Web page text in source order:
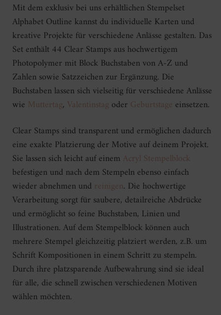
Mit dem exklusiv bei uns erhältlichen Stempelset
Alphabet Outline kannst du individuelle Karten und
kreative Projekte für verschiedene Anlässe gestalten. Das
Set enthält 44 Clear Stamps aus hochwertigem
Photopolymer mit Block Buchstaben von A-Z und
Zahlen sowie Satzzeichen zur Ergänzung. Die
Buchstaben lassen sich vielseitig für verschiedene Anlässe
wie Muttertag, Valentinstagoder Geburtstage einsetzen.
Clear Stamps sind transparent und ermöglichen dadurch
eine exakte Platzierung der Motive auf deinem Projekt.
Sie lassen sich leicht auf einem Acryl Stempelblock
befestigen und nach dem Stempeln ebenso einfach
wieder abnehmen und reinigen. Die hochwertige
Verarbeitung sorgt für saubere, detailreiche Abdrücke
und ermöglicht so feine Buchstaben, Linien und
Illustrationen. Auf dem Stempelblock können auch
mehrere Stempel gleichzeitig platziert werden, z.B. um
Schrift Kompositionen in einem Schritt zu stempeln.
Durch ihre platzsparende Aufbewahrung sind sie ideal
für alle, die schnell zwischen verschiedenen Motiven
wählen möchten.